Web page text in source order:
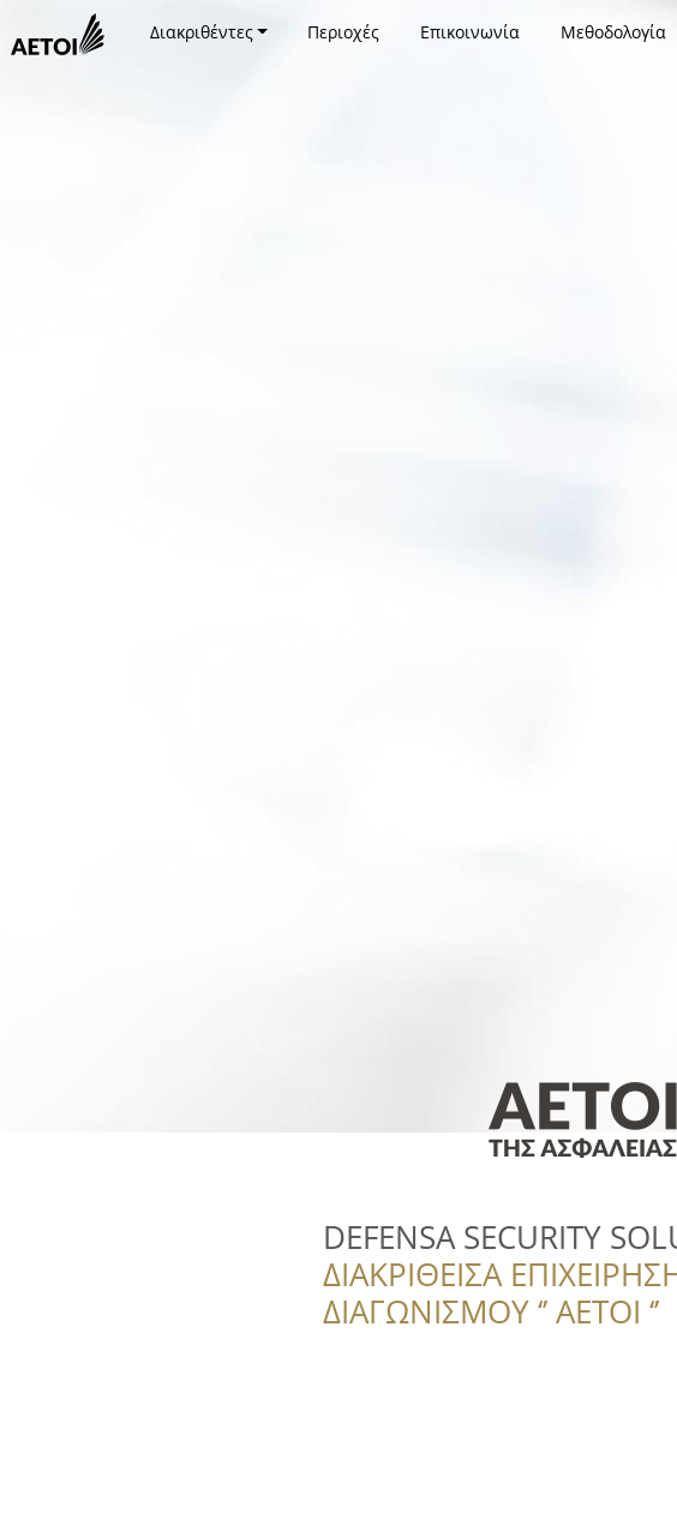
Διακριθέντες Περιοχές Επικοινωνία Μεθοδολογία
DEFENSA SECURITY
ΔΙΑΚΡΙΘΕΙΣΑ
ΔΙΑΓΩΝΙΣΜΟΥ ‘’ ΑΕΤΟΙ ‘’